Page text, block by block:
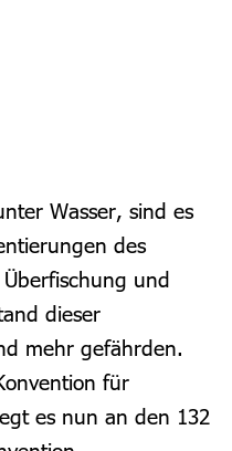
Wasser, sind es
des
und
dieser
mehr gefährden.
für
es nun an den 132